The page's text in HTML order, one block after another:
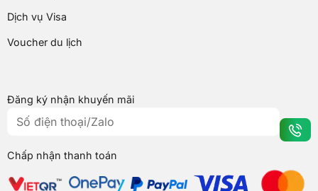
Dịch vụ Visa
Voucher du lịch
Đăng ký nhận khuyến mãi
Chấp nhận thanh toán